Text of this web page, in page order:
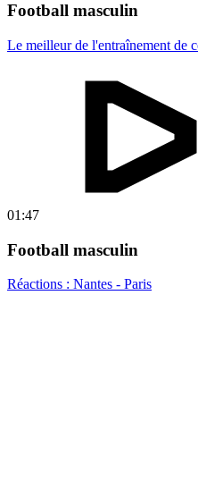
Football masculin
Le meilleur de l'entraînement de
01:47
Football masculin
Réactions : Nantes - Paris